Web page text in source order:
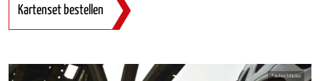
Kartenset bestellen